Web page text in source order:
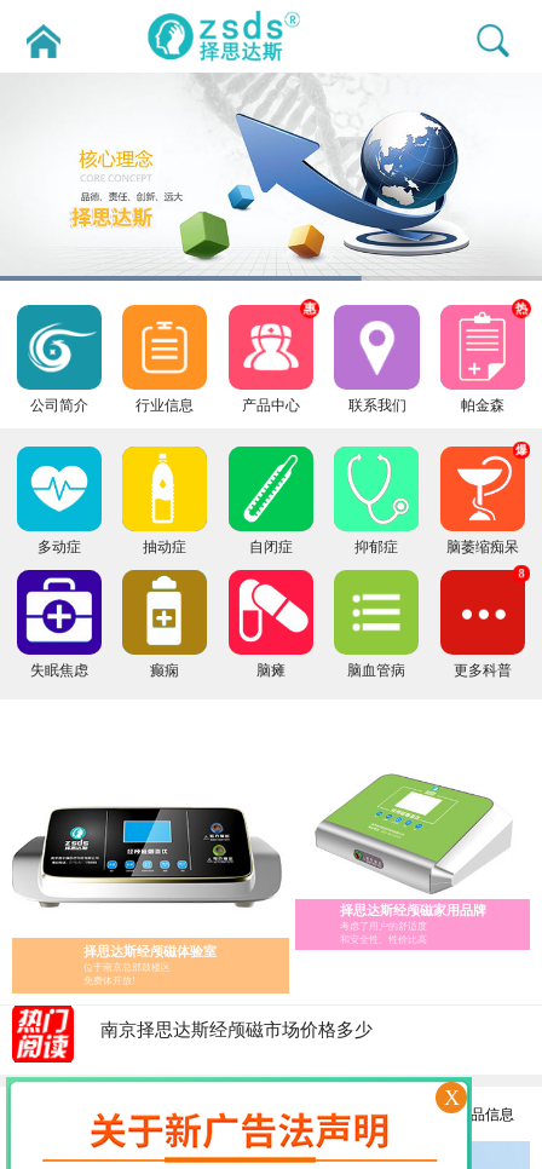
公司简介 行业信息 产品中心
惠
联系我们 帕金森
热
多动症 抽动症 自闭症 抑郁症 脑萎缩痴呆
爆
失眠焦虑 癫痫 脑瘫 脑血管病 更多科普
8
择思达斯经颅磁体验室
位于南京总部鼓楼区
免费体开放!
择思达斯经颅磁家用品牌
考虑了用户的舒适度
和安全性、性价比高
经颅磁家庭版的选择指南
经颅磁 家用——择思达斯经颅磁家用品牌
经颅磁刺激治疗仪怎么辨别真假?
医用经颅磁和家用经颅磁刺激仪的区别
南京择思达斯经颅磁市场价格多少
更多产品信息
X